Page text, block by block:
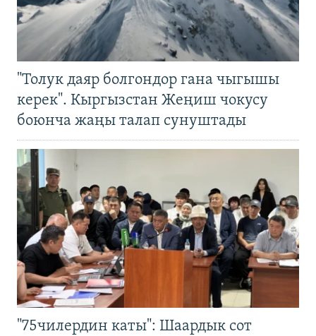
"Толук даяр болгондор гана чыгышы
керек". Кыргызстан Жеңиш чокусу
боюнча жаңы талап сунуштады
"75чилердин каты": Шаардык сот